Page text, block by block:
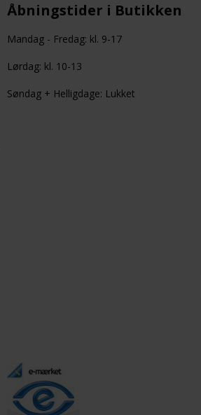
Åbningstider i Butikken
Mandag - Fredag: kl. 9-17
Lørdag: kl. 10-13
Søndag + Helligdage: Lukket